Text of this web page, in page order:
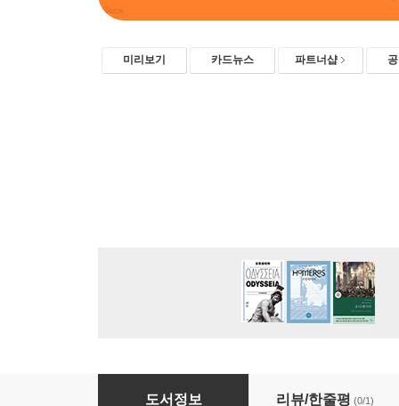
미리보기 카드뉴스 파트너샵
그래서 우리는 법원으로 갔다
도서정보 리뷰/한줄평 (0/1)